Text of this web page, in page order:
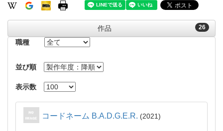
26
作品
職種
並び順
表示数
コードネーム B.A.D.G.E.R. 2021